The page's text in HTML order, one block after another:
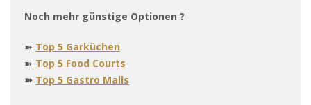
Noch mehr günstige Optionen ?
➽ Top 5 Garküchen
➽ Top 5 Food Courts
➽ Top 5 Gastro Malls